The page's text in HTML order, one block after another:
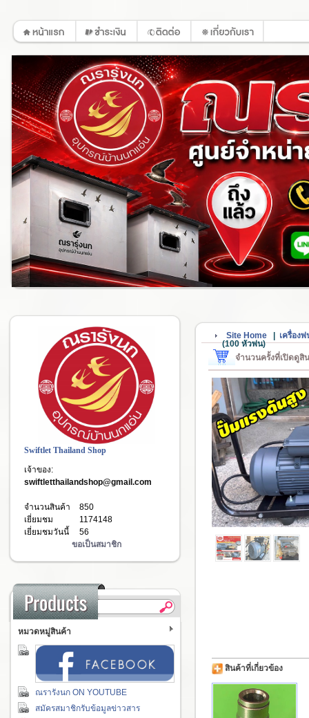
Swiftlet Thailand Shop
เจ้าของ:
swiftletthailandshop@gmail.com
จำนวนสินค้า
850
เยี่ยมชม
1174148
เยี่ยมชมวันนี้
56
ขอเป็นสมาชิก
หมวดหมู่สินค้า
ณรารังนก ON YOUTUBE
สมัครสมาชิกรับข้อมูลข่าวสาร
Site Home
เครื่อง
(100 หัวพ่น)
จำนวนครั้งที่เปิดดูสิ
สินค้าที่เกี่ยวข้อง